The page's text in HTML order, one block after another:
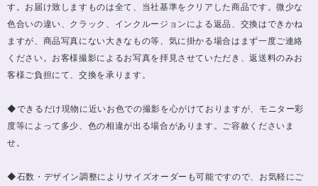
す。お届け致しますものは全て、当社基準をクリアした商品です。微少な
色合いの違い、クラック、インクルージョンによる返品、交換はできかね
ますが、商品写真にない大きなもの等、気に掛かる場合はまず一度ご連絡
ください。お客様撮影によるお写真を拝見させていただき、返送料のみお
客様ご負担にて、交換を承ります。
◆できるだけ現物に近いお色での撮影を心がけておりますが、モニター彩
度等によって多少、色の相違が出る場合があります。ご容赦くださいま
せ。
◆石数・デザイン調整によりサイズオーダーも可能ですので、お気軽にご